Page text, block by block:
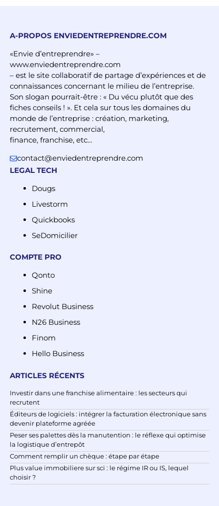
A-PROPOS ENVIEDENTREPRENDRE.COM
«Envie d’entreprendre» –
www.enviedentreprendre.com
– est le site collaboratif de partage d’expériences et de
connaissances concernant le milieu de l’entreprise.
Son slogan pourrait-être : « Du vécu plutôt que des
fiches conseils ! ». Et cela sur tous les domaines du
monde de l’entreprise : création, marketing,
recrutement, commercial,
finance, franchise, etc…
contact@enviedentreprendre.com
LEGAL TECH
Dougs
Livestorm
Quickbooks
SeDomicilier
COMPTE PRO
Qonto
Shine
Revolut Business
N26 Business
Finom
Hello Business
ARTICLES RÉCENTS
Investir dans une franchise alimentaire : les secteurs qui
recrutent
Éditeurs de logiciels : intégrer la facturation électronique sans
devenir plateforme agréée
Peser ses palettes dès la manutention : le réflexe qui optimise
la logistique d’entrepôt
Comment remplir un chèque : étape par étape
Plus value immobiliere sur sci : le régime IR ou IS, lequel
choisir ?